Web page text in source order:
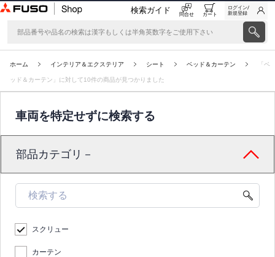
検索ガイド 問合せ カート
ログイン/
新規登録
ホーム インテリア＆エクステリア シート ベッド＆カーテン 「ベ
ッド＆カーテン」に対して10件の商品が見つかりました
車両を特定せずに検索する
部品カテゴリ－
スクリュー
カーテン